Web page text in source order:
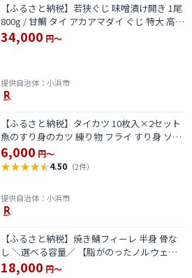
【ふるさと納税】若狭ぐじ 味噌漬け開き 1尾
800g / 甘鯛 タイ アカアマダイ ぐじ 特大 高級
焼き魚 味噌 おつまみ おかず 贈答 ギフト 冷
凍 / 小浜市 / 加福鮮魚 【配送不可地域：北海
34,000 円～
提供自治体：小浜市
【ふるさと納税】タイカツ 10枚入×2セット
魚のすり身のカツ 練り物 フライ すり身 ソー
ルフード 揚げるだけ 【冷凍】 小浜市 / 小浜
海産物 【配送不可地域：北海道・沖縄・離
6,000 円～
★★★★★4.50 （2件）
提供自治体：小浜市
【ふるさと納税】焼き鯖フィーレ 半身 骨な
し ＼選べる容量／ 【脂がのったノルウェー
鯖 解凍してすぐ食べられる！】 / サバ 鯖 さ
18,000 円～